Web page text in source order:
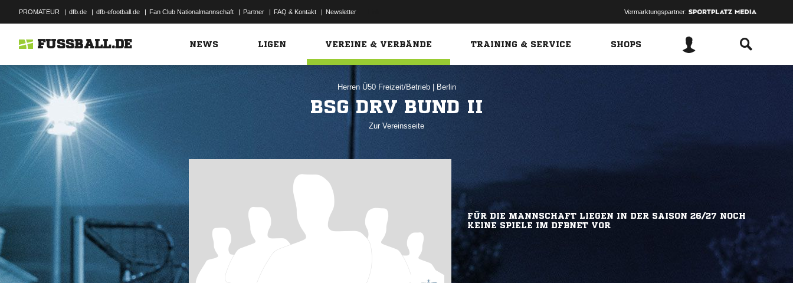
PROMATEUR | dfb.de | dfb-efootball.de | Fan Club Nationalmannschaft | Partner | FAQ & Kontakt | Newsletter Vermarktungspartner:
FUSSBALL.DE NEWS LIGEN VEREINE & VERBÄNDE TRAINING & SERVICE SHOPS
Herren Ü50 Freizeit/Betrieb Berlin
BSG DRV BUND II
Zur Vereinsseite
FÜR DIE MANNSCHAFT LIEGEN IN DER SAISON 26/27 NOCH
KEINE SPIELE IM DFBNET VOR